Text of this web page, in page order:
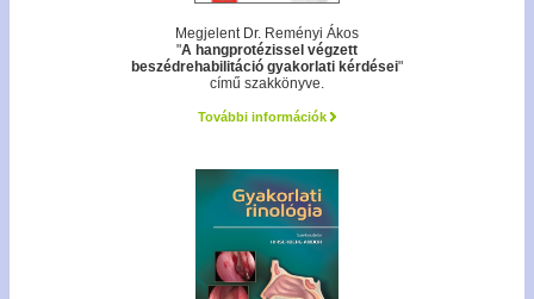
Megjelent Dr. Reményi Ákos
"A hangprotézissel végzett
beszédrehabilitáció gyakorlati kérdései"
című szakkönyve.
További információk